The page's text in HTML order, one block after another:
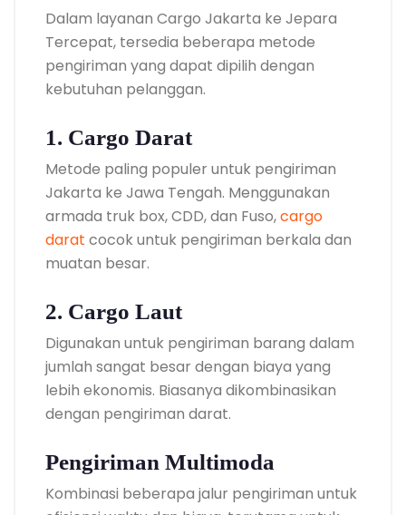
Dalam layanan Cargo Jakarta ke Jepara
Tercepat, tersedia beberapa metode
pengiriman yang dapat dipilih dengan
kebutuhan pelanggan.
1. Cargo Darat
Metode paling populer untuk pengiriman
Jakarta ke Jawa Tengah. Menggunakan
armada truk box, CDD, dan Fuso,cargo
darat cocok untuk pengiriman berkala dan
muatan besar.
2. Cargo Laut
Digunakan untuk pengiriman barang dalam
jumlah sangat besar dengan biaya yang
lebih ekonomis. Biasanya dikombinasikan
dengan pengiriman darat.
Pengiriman Multimoda
Kombinasi beberapa jalur pengiriman untuk